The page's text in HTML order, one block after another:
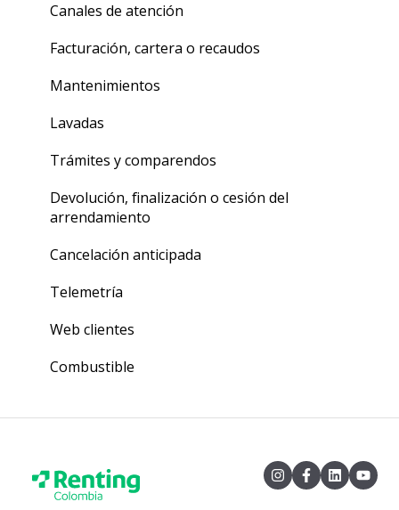
Facturación, cartera o recaudos
Mantenimientos
Lavadas
Trámites y comparendos
Devolución, finalización o cesión del
Cancelación anticipada
Canales de atención
Facturación, cartera o recaudos
Mantenimientos
Lavadas
Trámites y comparendos
Devolución, finalización o cesión del
arrendamiento
Cancelación anticipada
Telemetría
Web clientes
Combustible